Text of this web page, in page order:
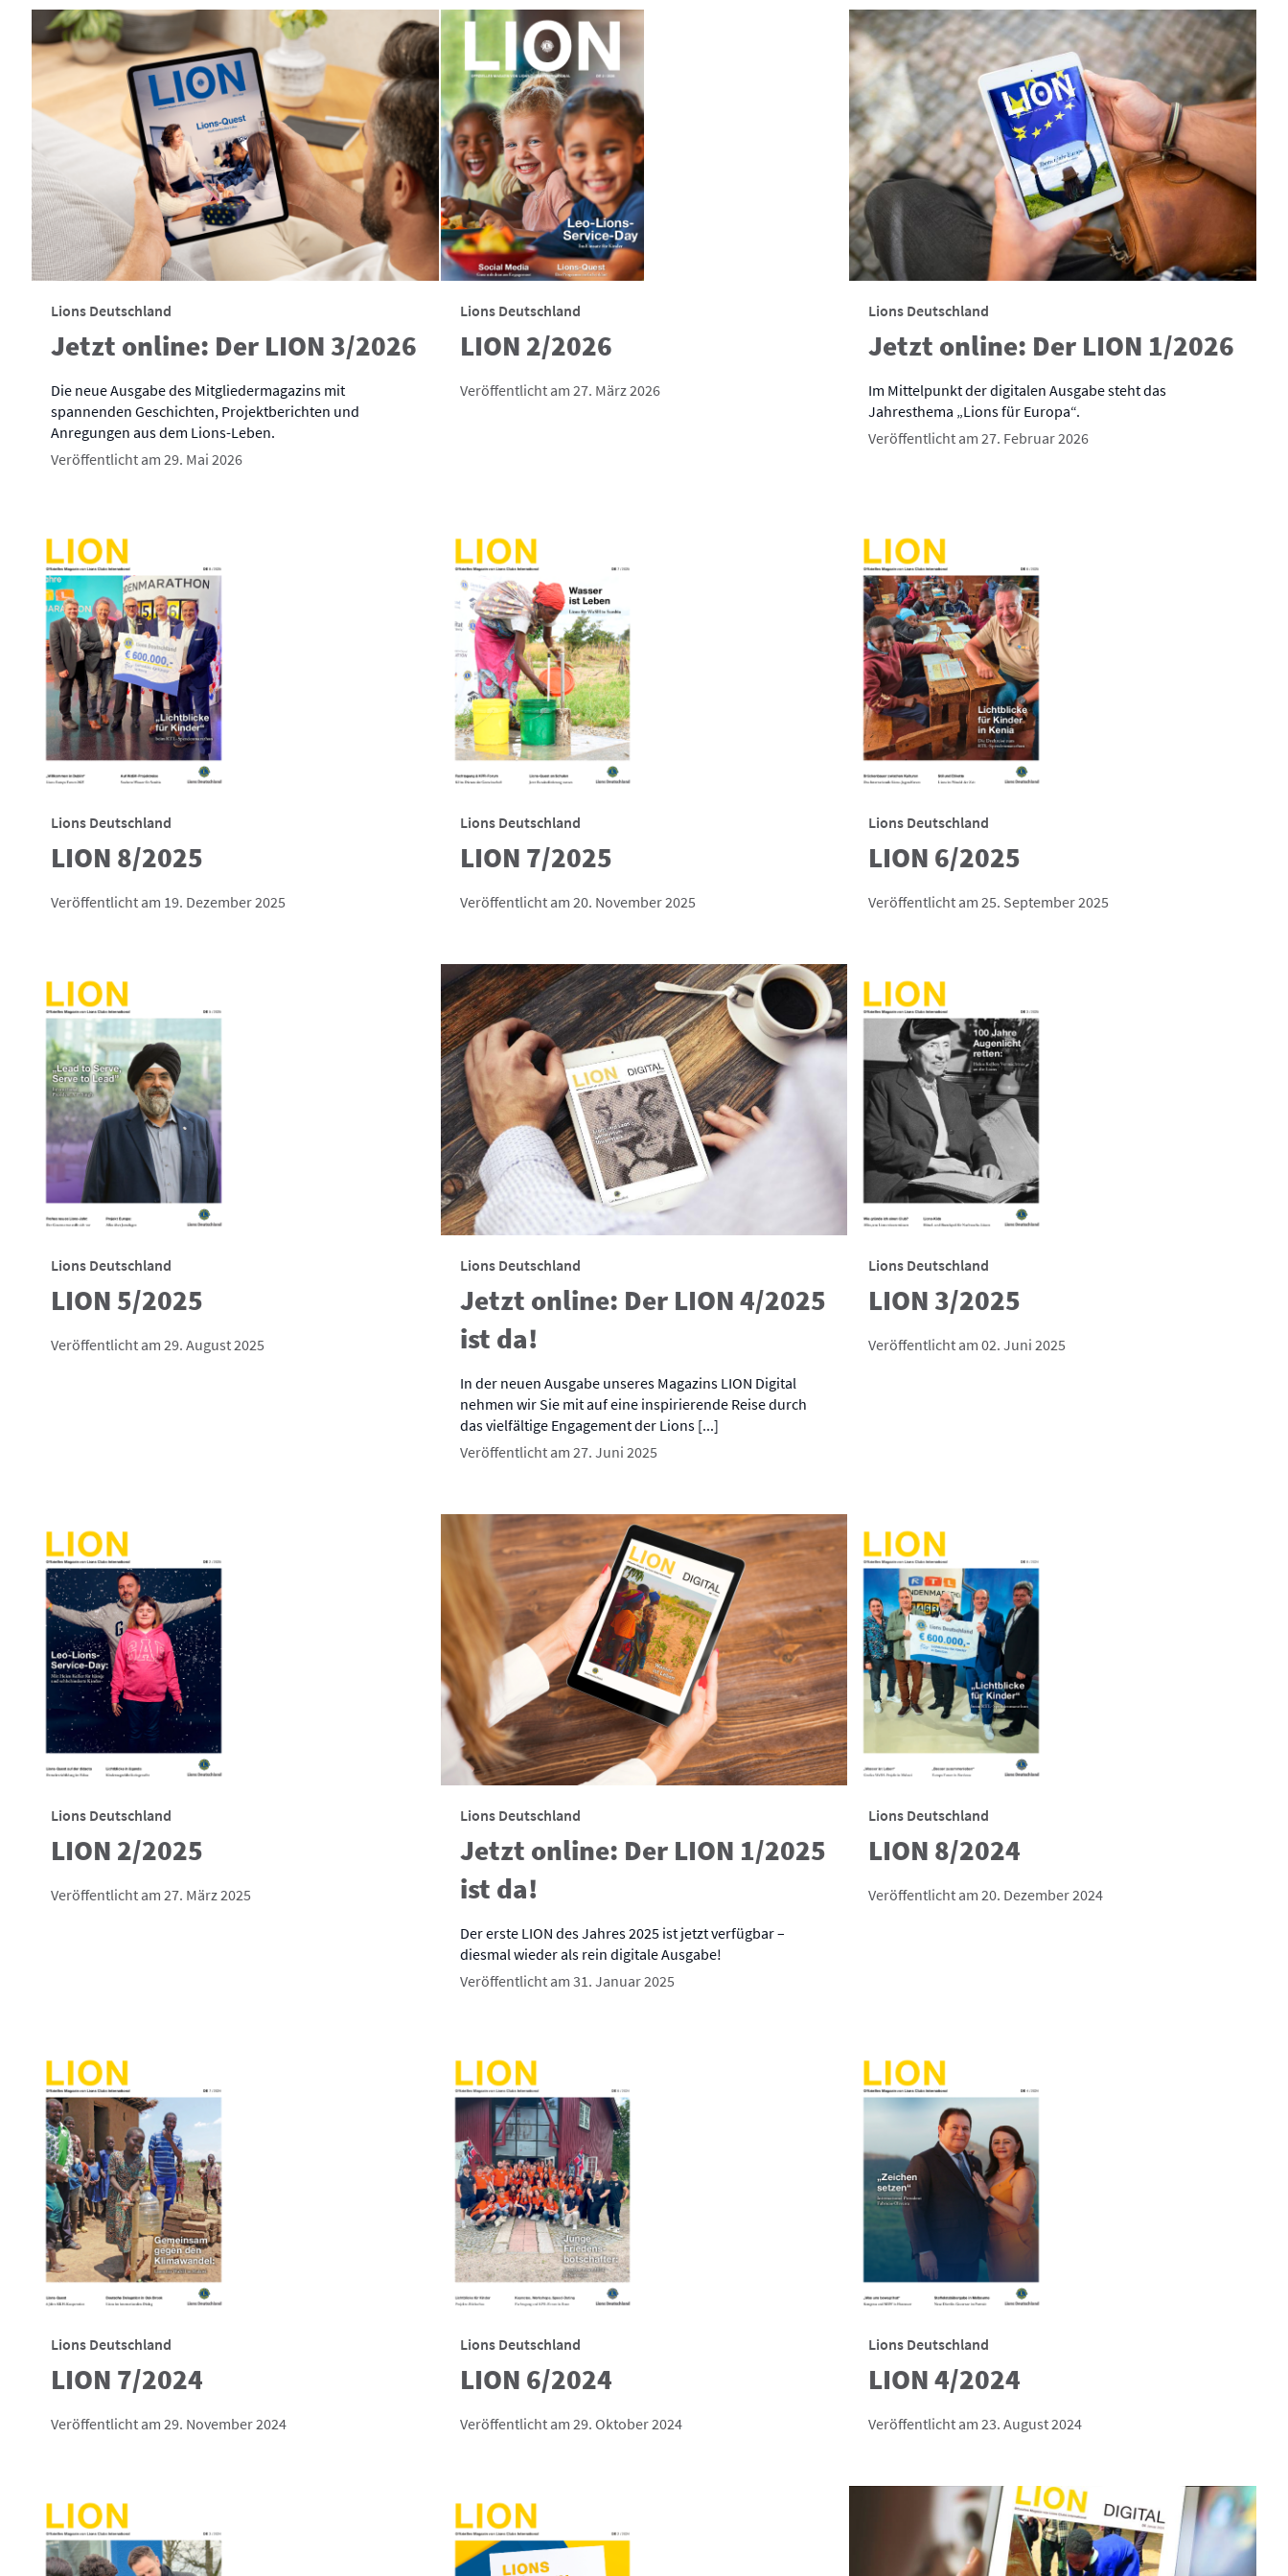
Lions Deutschland
Jetzt online: Der LION 3/2026
Die neue Ausgabe des Mitgliedermagazins mit
spannenden Geschichten, Projektberichten und
Anregungen aus dem Lions-Leben.
Veröffentlicht am 29. Mai 2026
Lions Deutschland
LION 2/2026
Veröffentlicht am 27. März 2026
Lions Deutschland
Jetzt online: Der LION 1/2026
Im Mittelpunkt der digitalen Ausgabe steht das
Jahresthema „Lions für Europa“.
Veröffentlicht am 27. Februar 2026
Lions Deutschland
LION 8/2025
Veröffentlicht am 19. Dezember 2025
Lions Deutschland
LION 7/2025
Veröffentlicht am 20. November 2025
Lions Deutschland
LION 6/2025
Veröffentlicht am 25. September 2025
Lions Deutschland
LION 5/2025
Veröffentlicht am 29. August 2025
Lions Deutschland
Jetzt online: Der LION 4/2025
ist da!
In der neuen Ausgabe unseres Magazins LION Digital
nehmen wir Sie mit auf eine inspirierende Reise durch
das vielfältige Engagement der Lions [...]
Veröffentlicht am 27. Juni 2025
Lions Deutschland
LION 3/2025
Veröffentlicht am 02. Juni 2025
Lions Deutschland
LION 2/2025
Veröffentlicht am 27. März 2025
Lions Deutschland
Jetzt online: Der LION 1/2025
ist da!
Der erste LION des Jahres 2025 ist jetzt verfügbar –
diesmal wieder als rein digitale Ausgabe!
Veröffentlicht am 31. Januar 2025
Lions Deutschland
LION 8/2024
Veröffentlicht am 20. Dezember 2024
Lions Deutschland
LION 7/2024
Veröffentlicht am 29. November 2024
Lions Deutschland
LION 6/2024
Veröffentlicht am 29. Oktober 2024
Lions Deutschland
LION 4/2024
Veröffentlicht am 23. August 2024